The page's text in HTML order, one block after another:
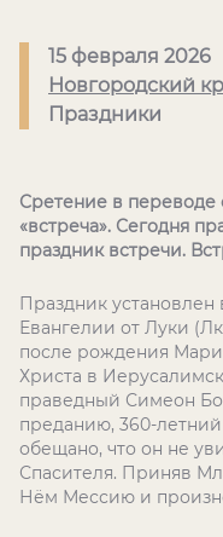
15 февраля 2026
Новгородский
Праздники
Сретение в переводе
«встреча». Сегодня
праздник встречи.
Праздник
Евангелии от Луки
после рождения
Христа в
праведный Симеон
преданию, 360-
обещано, что он не
Спасителя. Приняв
Нём Мессию и